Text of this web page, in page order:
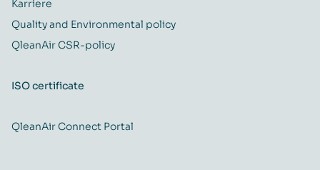
Karriere
Quality and Environmental policy
QleanAir CSR-policy
ISO certificate
QleanAir Connect Portal